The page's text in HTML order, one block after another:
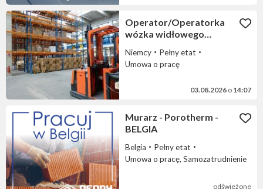
Operator/Operatorka
wózka widłowego
Niemcy
Pełny etat
Umowa o pracę
03.08.2026 o 14:07
Murarz - Porotherm -
BELGIA
Belgia
Pełny etat
Umowa o pracę, Samozatrudnienie
odświeżone